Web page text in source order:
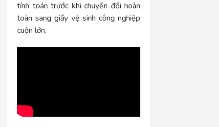
tính toán trước khi chuyển đổi hoàn
toàn sang giấy vệ sinh công nghiệp
cuộn lớn.